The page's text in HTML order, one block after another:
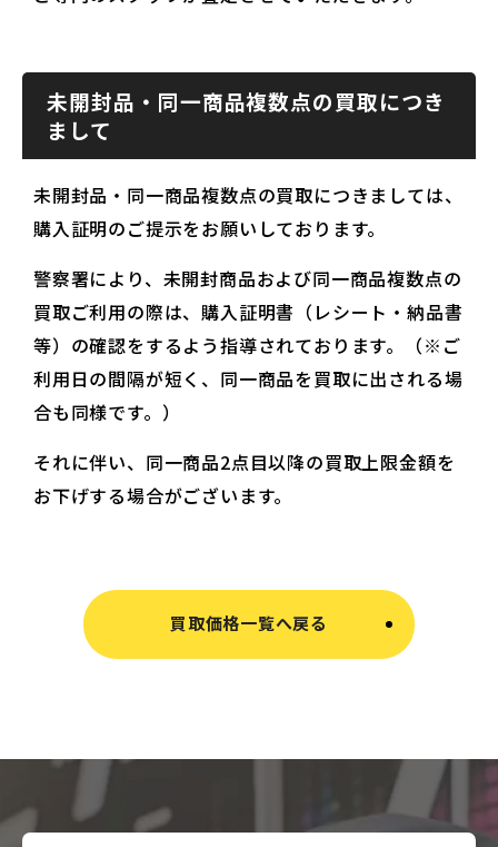
未開封品・同一商品複数点の買取につき
まして
未開封品・同一商品複数点の買取につきましては、
購入証明のご提示をお願いしております。
警察署により、未開封商品および同一商品複数点の
買取ご利用の際は、購入証明書（レシート・納品書
等）の確認をするよう指導されております。（※ご
利用日の間隔が短く、同一商品を買取に出される場
合も同様です。）
それに伴い、同一商品2点目以降の買取上限金額を
お下げする場合がございます。
買取価格一覧へ戻る